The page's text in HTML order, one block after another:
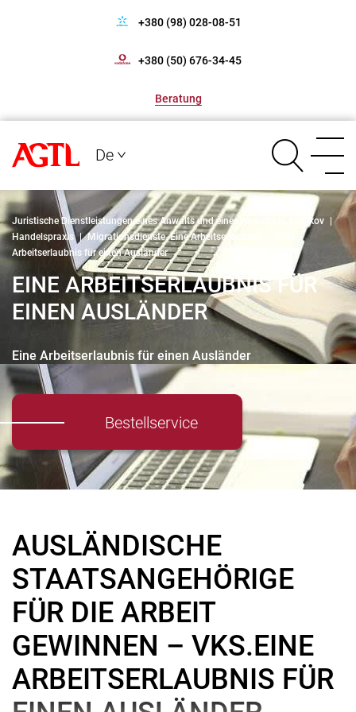
+380 (98) 028-08-51
+380 (50) 676-34-45
Beratung
De
Juristische Dienstleistungen eines Anwalts und eines Anwalts in Kharkov
Handelspraxis | Migrationsdienste. Eine Arbeitserlaubnis.
Arbeitserlaubnis für einen Ausländer
EINE ARBEITSERLAUBNIS FÜR
EINEN AUSLÄNDER
Eine Arbeitserlaubnis für einen Ausländer
Bestellservice
AUSLÄNDISCHE
STAATSANGEHÖRIGE
FÜR DIE ARBEIT
GEWINNEN – VKS.EINE
ARBEITSERLAUBNIS FÜR